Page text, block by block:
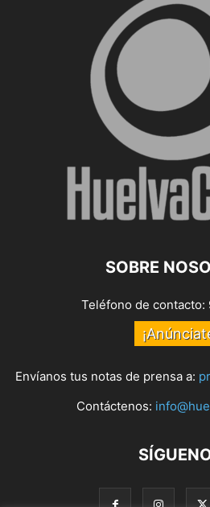
SOBRE
Teléfono de contacto:
Envíanos tus notas de prensa a:
Contáctenos: